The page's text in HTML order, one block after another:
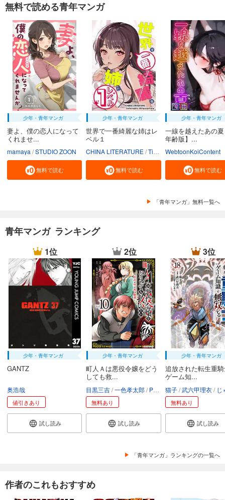
無料で読める青年マンガ
少年・青年マンガ
妻よ、僕の恋人になって
くれませ...
mamaya STUDIO ZOON
無料で読む
少年・青年マンガ
世界で一番綺麗な姉はレ
ベル１
CHINA LITERATURE Tiankongshu Mangongchang
無料で読む
少年・青年マンガ
一線を越えたあの
年齢版】...
WebtoonKoiContent
無料で読む
「青年マンガ」無料一覧へ
青年マンガ ランキング
1位
少年・青年マンガ
GANTZ
奥浩哉
値引きあり
試し読み
2位
少年・青年マンガ
町人Ａは悪役令嬢をどう
しても救...
目黒三吉 一色孝太郎 Parum
無料あり
試し読み
3位
少年・青年マンガ
追放された転生重
ゲーム知...
猫子 武六甲理衣 じゃ
無料あり
試し読み
「青年マンガ」ランキングの一覧へ
作者のこれもおすすめ